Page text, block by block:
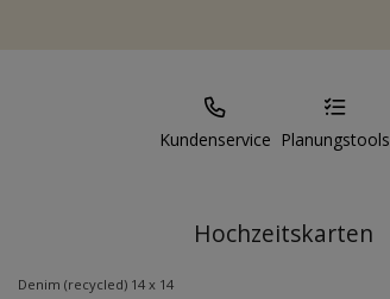
Kundenservice Planungstools
Hochzeitskarten
Denim (recycled) 14 x 14